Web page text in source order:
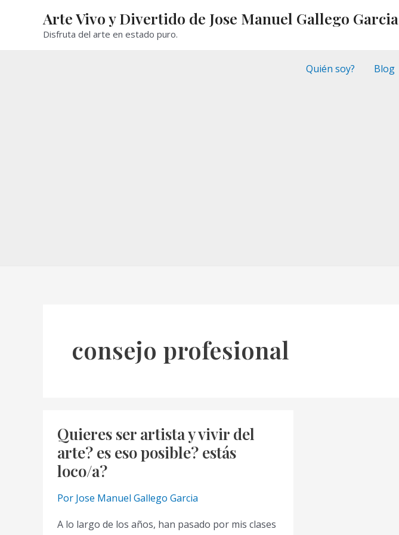
contenido
Arte Vivo y Divertido de Jose Manuel Gallego Garcia
Disfruta del arte en estado puro.
Quién soy? Blog
consejo profesional
Quieres ser artista y vivir del
arte? es eso posible? estás
loco/a?
Por Jose Manuel Gallego Garcia
A lo largo de los años, han pasado por mis clases